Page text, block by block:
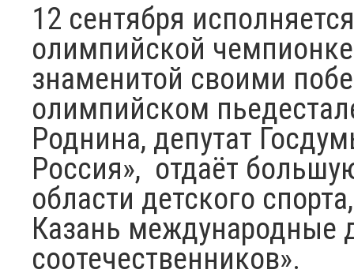
12 сентября
олимпийской
знаменитой своими
олимпийском
Роднина, депутат
Россия», отдаёт
области детского
Казань международные
соотечественников».